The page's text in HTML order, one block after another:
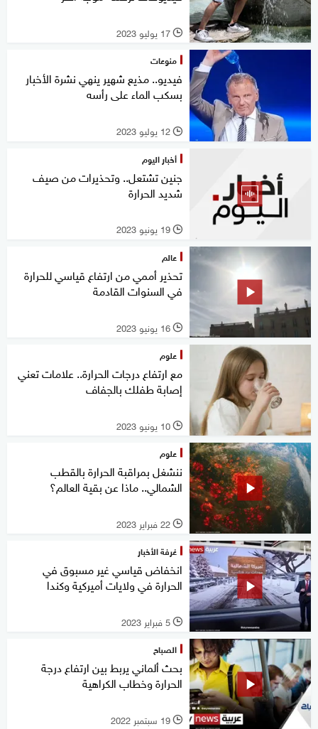
l 17 يوليو 2023
منوعات
فيديو.. مذيع شهير ينهي نشرة الأخبار
بسكب الماء على رأسه
l 12 يوليو 2023
أخبار اليوم
جنين تشتعل.. وتحذيرات من صيف
شديد الحرارة
l 19 يونيو 2023
عالم
تحذير أممي من ارتفاع قياسي للحرارة
في السنوات القادمة
l 16 يونيو 2023
علوم
مع ارتفاع درجات الحرارة.. علامات تعني
إصابة طفلك بالجفاف
l 10 يونيو 2023
علوم
ننشغل بمراقبة الحرارة بالقطب
الشمالي.. ماذا عن بقية العالم؟
l 22 فبراير 2023
غرفة الأخبار
انخفاض قياسي غير مسبوق في
الحرارة في ولايات أميركية وكندا
l 5 فبراير 2023
الصباح
بحث ألماني يربط بين ارتفاع درجة
الحرارة وخطاب الكراهية
l 19 سبتمبر 2022